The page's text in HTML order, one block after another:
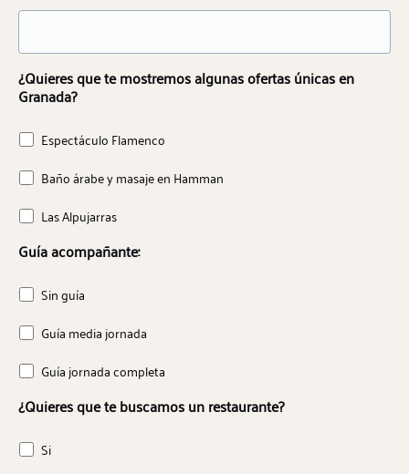
¿Quieres que te mostremos algunas ofertas únicas en
Granada?
Espectáculo Flamenco
Baño árabe y masaje en Hamman
Las Alpujarras
Guía acompañante:
Sin guía
Guía media jornada
Guía jornada completa
¿Quieres que te buscamos un restaurante?
Si